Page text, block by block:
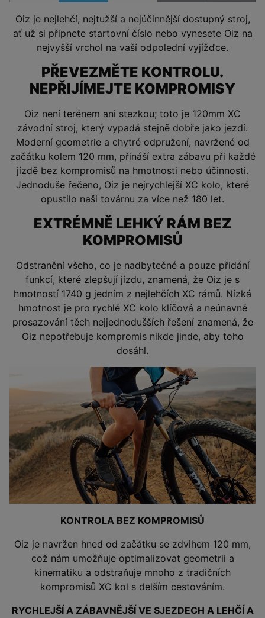
Oiz je nejlehčí, nejtužší a nejúčinnější dostupný stroj,
ať už si připnete startovní číslo nebo vynesete Oiz na
nejvyšší vrchol na vaší odpolední vyjížďce.
PŘEVEZMĚTE KONTROLU.
NEPŘIJÍMEJTE KOMPROMISY
Oiz není terénem ani stezkou; toto je 120mm XC
závodní stroj, který vypadá stejně dobře jako jezdí.
Moderní geometrie a chytré odpružení, navržené od
začátku kolem 120 mm, přináší extra zábavu při každé
jízdě bez kompromisů na hmotnosti nebo účinnosti.
Jednoduše řečeno, Oiz je nejrychlejší XC kolo, které
opustilo naši továrnu za více než 180 let.
EXTRÉMNĚ LEHKÝ RÁM BEZ
KOMPROMISŮ
Odstranění všeho, co je nadbytečné a pouze přidání
funkcí, které zlepšují jízdu, znamená, že Oiz je s
hmotností 1740 g jedním z nejlehčích XC rámů. Nízká
hmotnost je pro rychlé XC kolo klíčová a neúnavné
prosazování těch nejjednodušších řešení znamená, že
Oiz nepotřebuje kompromis nikde jinde, aby toho
dosáhl.
KONTROLA BEZ KOMPROMISŮ
Oiz je navržen hned od začátku se zdvihem 120 mm,
což nám umožňuje optimalizovat geometrii a
kinematiku a odstraňuje mnoho z tradičních
kompromisů XC kol s delším cestováním.
RYCHLEJŠÍ A ZÁBAVNĚJŠÍ VE SJEZDECH A LEHČÍ A